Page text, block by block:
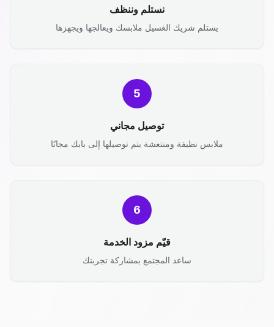
نستلم وننظف
يستلم شريك الغسيل ملابسك ويعالجها ويجهزها
5
توصيل مجاني
ملابس نظيفة ومنتعشة يتم توصيلها إلى بابك مجانًا
6
قيّم مزود الخدمة
ساعد المجتمع بمشاركة تجربتك